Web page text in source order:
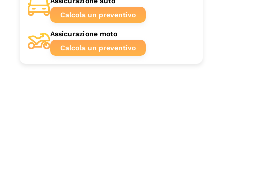
Calcola un preventivo
Assicurazione moto
Calcola un preventivo